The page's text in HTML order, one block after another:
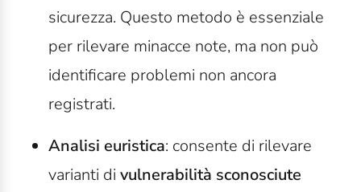
sicurezza. Questo metodo è essenziale
per rilevare minacce note, ma non può
identificare problemi non ancora
registrati.
Analisi euristica: consente di rilevare
varianti di vulnerabilità sconosciute